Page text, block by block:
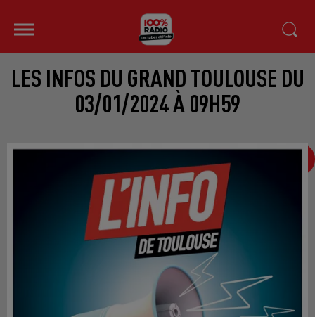
LES INFOS DU GRAND TOULOUSE DU
03/01/2024 À 09H59